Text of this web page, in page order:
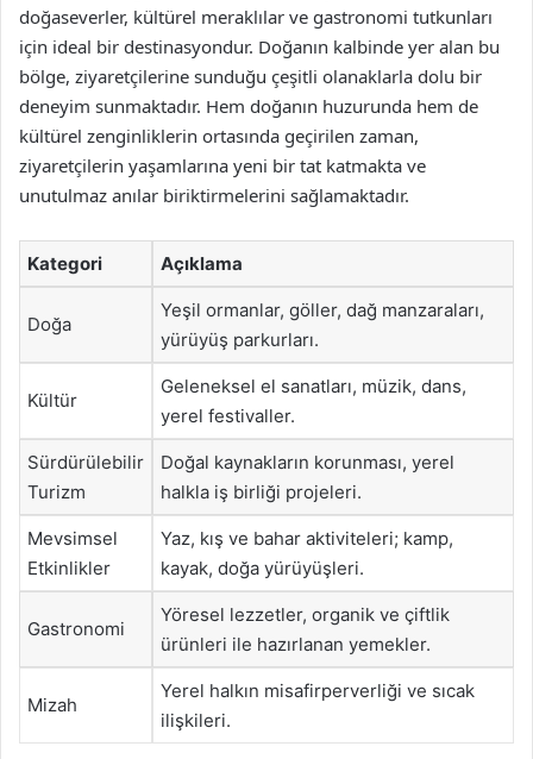
doğaseverler, kültürel meraklılar ve gastronomi tutkunları
için ideal bir destinasyondur. Doğanın kalbinde yer alan bu
bölge, ziyaretçilerine sunduğu çeşitli olanaklarla dolu bir
deneyim sunmaktadır. Hem doğanın huzurunda hem de
kültürel zenginliklerin ortasında geçirilen zaman,
ziyaretçilerin yaşamlarına yeni bir tat katmakta ve
unutulmaz anılar biriktirmelerini sağlamaktadır.
Kategori Açıklama
Doğa
Yeşil ormanlar, göller, dağ manzaraları,
yürüyüş parkurları.
Kültür
Geleneksel el sanatları, müzik, dans,
yerel festivaller.
Sürdürülebilir
Turizm
Doğal kaynakların korunması, yerel
halkla iş birliği projeleri.
Mevsimsel
Etkinlikler
Yaz, kış ve bahar aktiviteleri; kamp,
kayak, doğa yürüyüşleri.
Gastronomi
Yöresel lezzetler, organik ve çiftlik
ürünleri ile hazırlanan yemekler.
Mizah
Yerel halkın misafirperverliği ve sıcak
ilişkileri.